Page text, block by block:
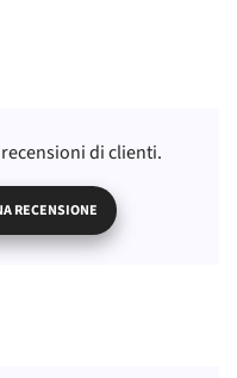
di clienti.
RECENSIONE